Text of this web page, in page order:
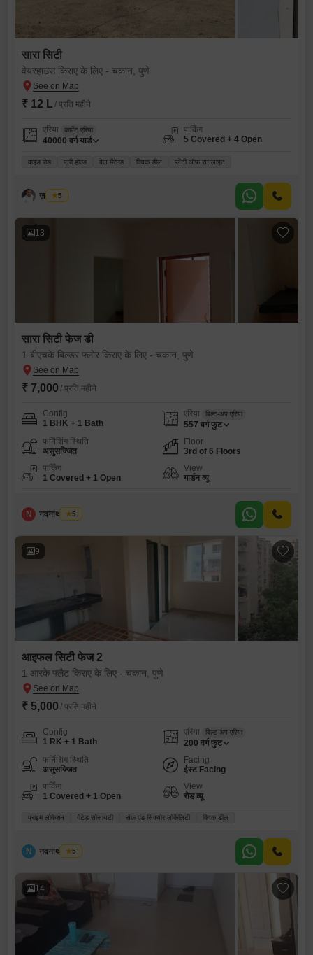
सारा सिटी
वेयरहाउस किराए के लिए - चकान, पुणे
₹ 12 L / प्रति महीने
एरिया कार्पेट एरिया
40000 वर्ग यार्ड
पार्किंग
5 Covered + 4 Open
वाइड रोड फ्री होल्ड वेल मेंटेन्ड क्विक डील प्लेंटी ऑफ़ सनलाइट
ज़मीर शेख
5
13
सारा सिटी फेज डी
1 बीएचके बिल्डर फ्लोर किराए के लिए - चकान, पुणे
₹ 7,000 / प्रति महीने
Config
1 BHK + 1 Bath
एरिया बिल्ट-अप एरिया
557 वर्ग फुट
फर्निशिंग स्थिति
असुसज्जित
Floor
3rd of 6 Floors
पार्किंग
1 Covered + 1 Open
View
गार्डन व्यू
N नवनाथ साकोरे
5
9
आइफल सिटी फेज 2
1 आरके फ्लैट किराए के लिए - चकान, पुणे
₹ 5,000 / प्रति महीने
Config
1 RK + 1 Bath
एरिया बिल्ट-अप एरिया
200 वर्ग फुट
फर्निशिंग स्थिति
असुसज्जित
Facing
ईस्ट Facing
पार्किंग
1 Covered + 1 Open
View
रोड व्यू
प्राइम लोकेशन गेटेड सोसायटी सेफ़ एंड सिक्योर लोकैलिटी क्विक डील
N नवनाथ साकोरे
5
14